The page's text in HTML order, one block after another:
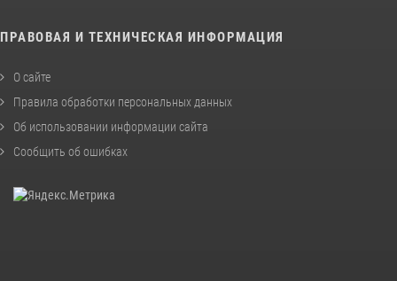
ПРАВОВАЯ И ТЕХНИЧЕСКАЯ ИНФОРМАЦИЯ
О сайте
Правила обработки персональных данных
Об использовании информации сайта
Сообщить об ошибках